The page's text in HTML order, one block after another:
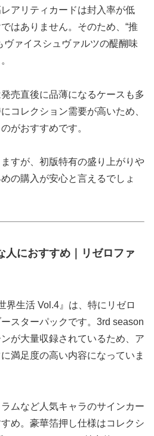
アリティカードは封入率が低
はありません。そのため、“推
ヴァイスシュヴァルツの醍醐味
売直後に品薄になるケースも多
コレクション需要が高いため、
がおすすめです。
すが、初版特有の盛り上がりや
の購入が安心と言えるでしょ
人におすすめ｜リゼロファ
界生活 Vol.4』は、特にリゼロ
スターパックです。3rd season
が大量収録されているため、ア
満足度の高い内容になっていま
ムなど人気キャラのサインカー
め。豪華箔押し仕様はコレクシ